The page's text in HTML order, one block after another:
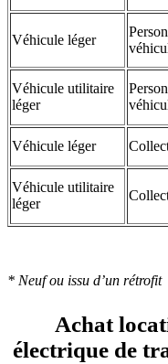
Véhicule léger
Véhicule utilitaire
léger
Véhicule léger
Véhicule utilitaire
léger
* Neuf ou issu d’un rétrofit
Achat
électrique de